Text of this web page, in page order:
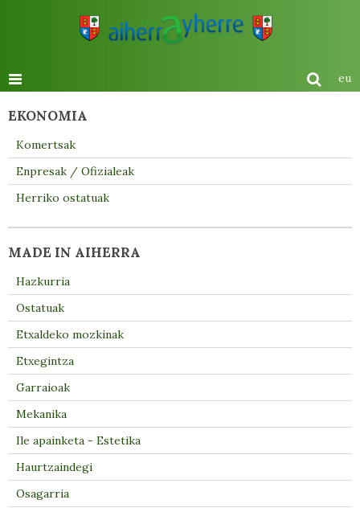
eu
EKONOMIA
Komertsak
Enpresak / Ofizialeak
Herriko ostatuak
MADE IN AIHERRA
Hazkurria
Ostatuak
Etxaldeko mozkinak
Etxegintza
Garraioak
Mekanika
Ile apainketa - Estetika
Haurtzaindegi
Osagarria